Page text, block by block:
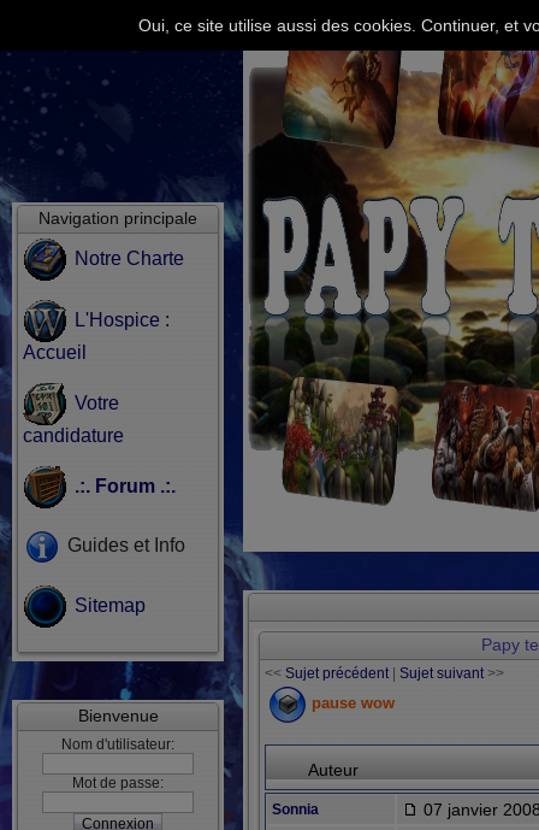
Navigation principale
Notre Charte
L'Hospice :
Accueil
Votre
candidature
.:. Forum .:.
Guides et Info
Sitemap
Bienvenue
Nom d'utilisateur:
Mot de passe:
Papy
<< Sujet précédent| Sujet suivant>>
pause wow
Auteur
Sonnia 07 janvier
Oui, ce site utilise aussi des cookies. Continuer, et